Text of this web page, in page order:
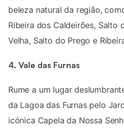
beleza natural da região,
Ribeira dos Caldeirões, Salto
Velha, Salto do Prego e
4. Vale das Furnas
Rume a um lugar
da Lagoa das Furnas pelo
icónica Capela da Nossa